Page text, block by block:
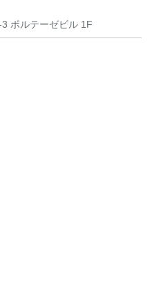
ポルテーゼビル 1F